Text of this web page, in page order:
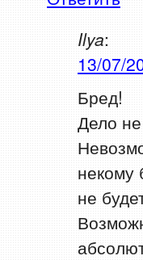
Ilya:
13/07/
Бред!
Дело
некому
не